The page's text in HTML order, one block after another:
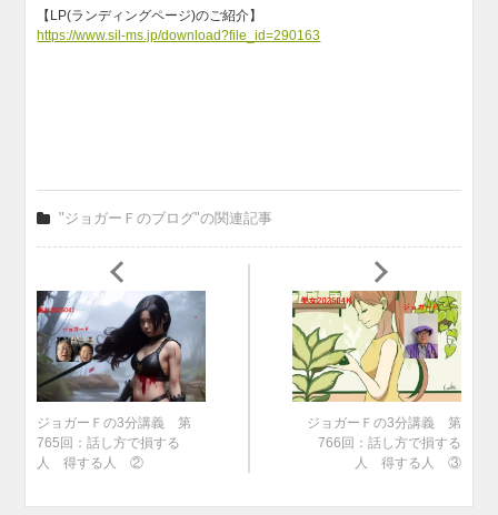
【LP(ランディングページ)のご紹介】
https://www.sil-ms.jp/download?file_id=290163
"ジョガーＦのブログ"の関連記事
ジョガーＦの3分講義 第
765回：話し方で損する
人 得する人 ②
ジョガーＦの3分講義 第
766回：話し方で損する
人 得する人 ③